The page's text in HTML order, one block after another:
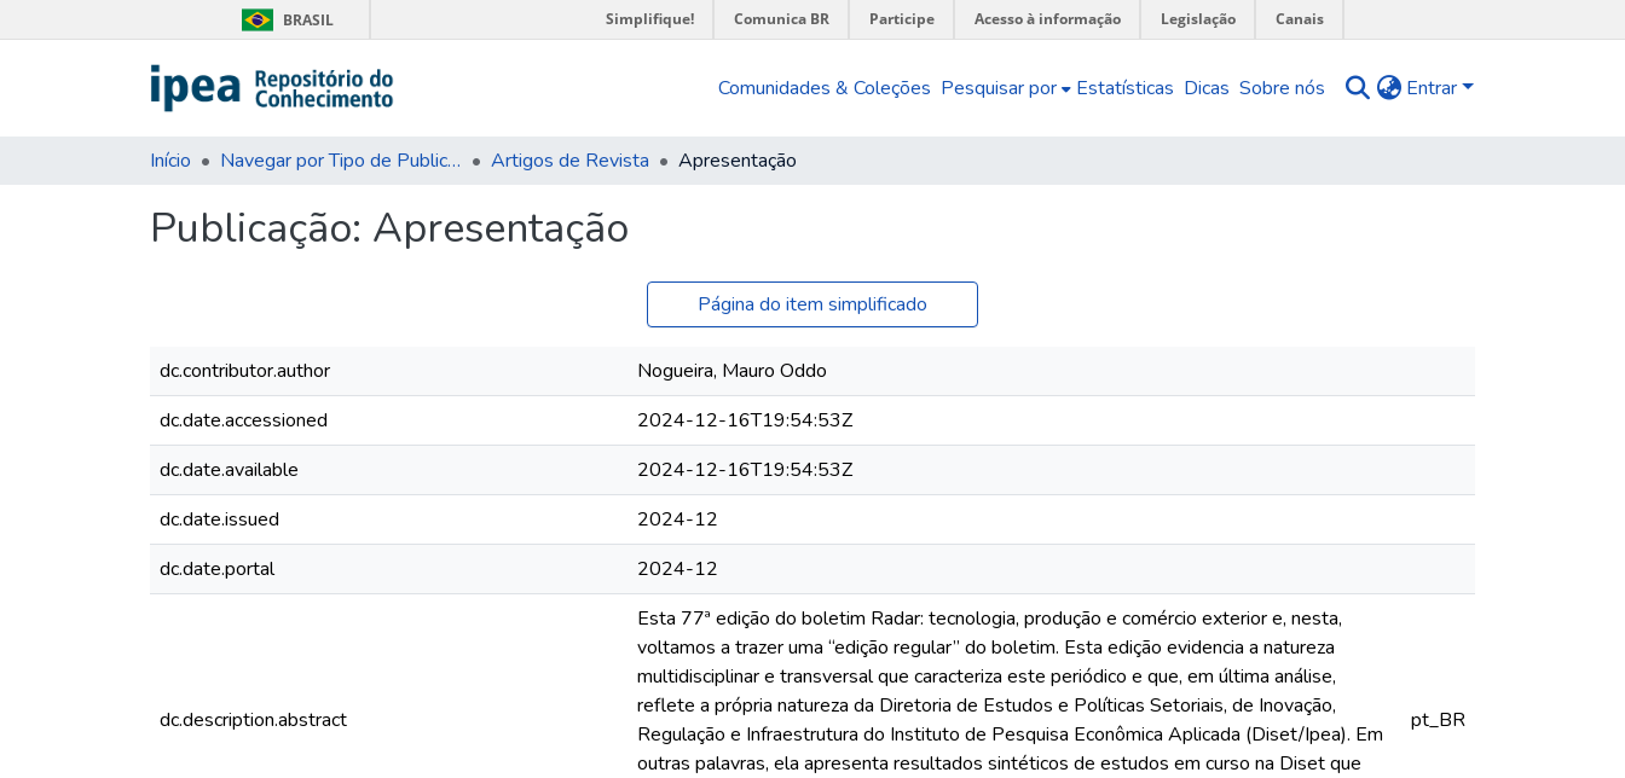
BRASIL Simplifique! Comunica BR Participe Acesso à informação Legislação Canais
Comunidades & Coleções Pesquisar por Estatísticas Dicas Sobre nós Entrar
Início Navegar por Tipo de Publicação Artigos de Revista Apresentação
Publicação: Apresentação
Página do item simplificado
dc.contributor.author
Nogueira, Mauro Oddo
dc.date.accessioned
2024-12-16T19:54:53Z
dc.date.available
2024-12-16T19:54:53Z
dc.date.issued
2024-12
dc.date.portal
2024-12
dc.description.abstract
Esta 77ª edição do boletim Radar: tecnologia, produção e comércio exterior e, nesta,
voltamos a trazer uma “edição regular” do boletim. Esta edição evidencia a natureza
multidisciplinar e transversal que caracteriza este periódico e que, em última análise,
reflete a própria natureza da Diretoria de Estudos e Políticas Setoriais, de Inovação,
Regulação e Infraestrutura do Instituto de Pesquisa Econômica Aplicada (Diset/Ipea). Em
outras palavras, ela apresenta resultados sintéticos de estudos em curso na Diset que
pt_BR